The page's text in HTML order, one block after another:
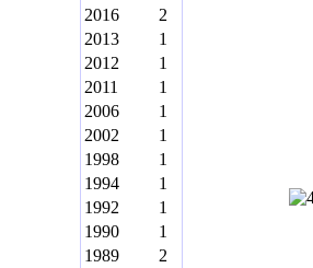
2016
2
2013
1
2012
1
2011
1
2006
1
2002
1
1998
1
1994
1
1992
1
1990
1
1989
2